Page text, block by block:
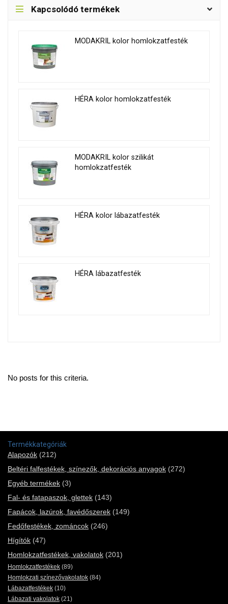
Kapcsolódó termékek
MODAKRIL kolor homlokzatfesték
HÉRA kolor homlokzatfesték
MODAKRIL kolor szilikát
homlokzatfesték
HÉRA kolor lábazatfesték
HÉRA lábazatfesték
No posts for this criteria.
Termékkategóriák
Alapozók (212)
Beltéri falfestékek, színezők, dekorációs anyagok (272)
Egyéb termékek (3)
Fal- és fatapaszok, glettek (143)
Fapácok, lazúrok, favédőszerek (149)
Fedőfestékek, zománcok (246)
Hígítók (47)
Homlokzatfestékek, vakolatok (201)
Homlokzatfestékek (89)
Homlokzati színezővakolatok (84)
Lábazatfestékek (10)
Lábazati vakolatok (21)